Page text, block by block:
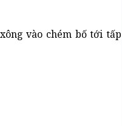
vào chém bố tới tấp